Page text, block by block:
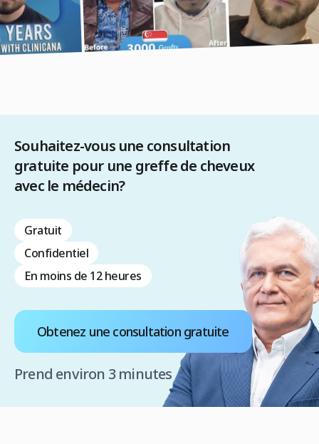
Souhaitez-vous une consultation
gratuite pour une greffe de cheveux
avec le médecin?
Gratuit
Confidentiel
En moins de 12 heures
Obtenez une consultation gratuite
Prend environ 3 minutes